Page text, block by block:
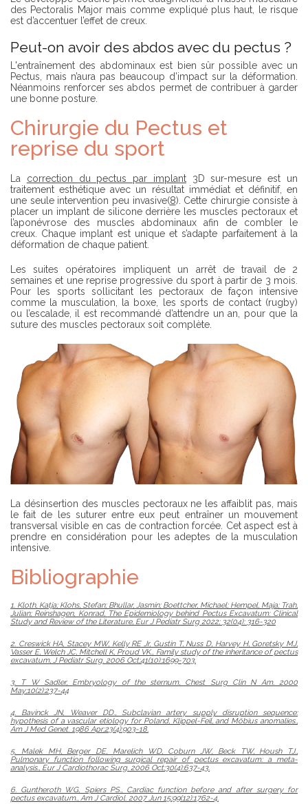
des Pectoralis Major mais comme expliqué plus haut, le risque
est d’accentuer l’effet de creux.
Peut-on avoir des abdos avec du pectus ?
L'entraînement des abdominaux est bien sûr possible avec un
Pectus, mais n’aura pas beaucoup d’impact sur la déformation.
Néanmoins renforcer ses abdos permet de contribuer à garder
une bonne posture.
Chirurgie du Pectus et
reprise du sport
La correction du pectus par implant3D sur-mesure est un
traitement esthétique avec un résultat immédiat et définitif, en
une seule intervention peu invasive(8). Cette chirurgie consiste à
placer un implant de silicone derrière les muscles pectoraux et
l’aponévrose des muscles abdominaux afin de combler le
creux. Chaque implant est unique et s’adapte parfaitement à la
déformation de chaque patient.
Les suites opératoires impliquent un arrêt de travail de 2
semaines et une reprise progressive du sport à partir de 3 mois.
Pour les sports sollicitant les pectoraux de façon intensive
comme la musculation, la boxe, les sports de contact (rugby)
ou l’escalade, il est recommandé d’attendre un an, pour que la
suture des muscles pectoraux soit complète.
La désinsertion des muscles pectoraux ne les affaiblit pas, mais
le fait de les suturer entre eux peut entraîner un mouvement
transversal visible en cas de contraction forcée. Cet aspect est à
prendre en considération pour les adeptes de la musculation
intensive.
Bibliographie
1. Kloth, Katja; Klohs, Stefan; Bhullar, Jasmin; Boettcher, Michael; Hempel, Maja; Trah,
Julian; Reinshagen, Konrad, The Epidemiology behind Pectus Excavatum: Clinical
Study and Review of the Literature, Eur J Pediatr Surg 2022; 32(04): 316-320
2. Creswick HA, Stacey MW, Kelly RE Jr, Gustin T, Nuss D, Harvey H, Goretsky MJ,
Vasser E, Welch JC, Mitchell K, Proud VK., Family study of the inheritance of pectus
excavatum, J Pediatr Surg. 2006 Oct;41(10):1699-703.
3. T W Sadler, Embryology of the sternum, Chest Surg Clin N Am. 2000
May;10(2):237-44
4. Bavinck JN, Weaver DD., Subclavian artery supply disruption sequence:
hypothesis of a vascular etiology for Poland, Klippel-Feil, and Möbius anomalies.,
Am J Med Genet. 1986 Apr;23(4):903-18.
5. Malek MH, Berger DE, Marelich WD, Coburn JW, Beck TW, Housh TJ.,
Pulmonary function following surgical repair of pectus excavatum: a meta-
analysis., Eur J Cardiothorac Surg. 2006 Oct;30(4):637-43.
6. Guntheroth WG, Spiers PS., Cardiac function before and after surgery for
pectus excavatum., Am J Cardiol. 2007 Jun 15;99(12):1762-4.